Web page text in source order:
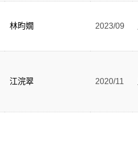
林昀嫺 2023/09
江浣翠 2020/11